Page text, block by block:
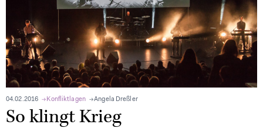
04.02.2016 Konfliktlagen Angela Dreßler
So klingt Krieg